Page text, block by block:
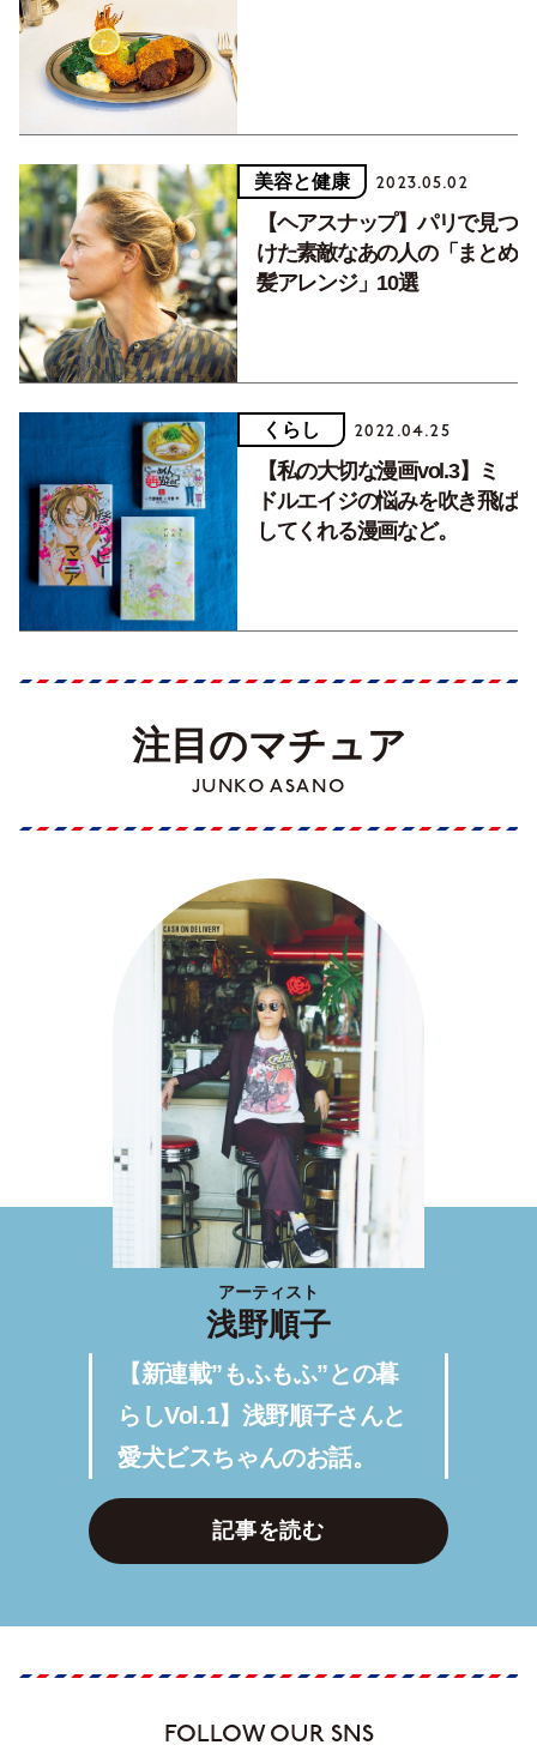
美容と健康 2023.05.02
【ヘアスナップ】パリで見つ
けた素敵なあの人の「まとめ
髪アレンジ」10選
くらし 2022.04.25
【私の大切な漫画vol.3】ミ
ドルエイジの悩みを吹き飛ば
してくれる漫画など。
注目のマチュア
JUNKO ASANO
アーティスト
浅野順子
【新連載”もふもふ”との暮
らしVol.1】浅野順子さんと
愛犬ビスちゃんのお話。
記事を読む
FOLLOW OUR SNS